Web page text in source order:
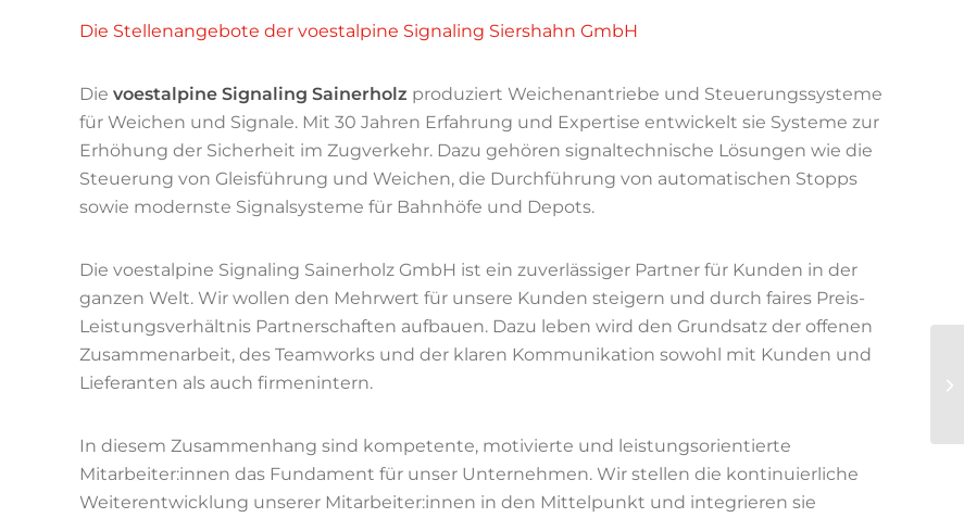
Die Stellenangebote der voestalpine Signaling Siershahn GmbH
Die voestalpine Signaling Sainerholz produziert Weichenantriebe und Steuerungssysteme
für Weichen und Signale. Mit 30 Jahren Erfahrung und Expertise entwickelt sie Systeme zur
Erhöhung der Sicherheit im Zugverkehr. Dazu gehören signaltechnische Lösungen wie die
Steuerung von Gleisführung und Weichen, die Durchführung von automatischen Stopps
sowie modernste Signalsysteme für Bahnhöfe und Depots.
Die voestalpine Signaling Sainerholz GmbH ist ein zuverlässiger Partner für Kunden in der
ganzen Welt. Wir wollen den Mehrwert für unsere Kunden steigern und durch faires Preis-
Leistungsverhältnis Partnerschaften aufbauen. Dazu leben wird den Grundsatz der offenen
Zusammenarbeit, des Teamworks und der klaren Kommunikation sowohl mit Kunden und
Lieferanten als auch firmenintern.
In diesem Zusammenhang sind kompetente, motivierte und leistungsorientierte
Mitarbeiter:innen das Fundament für unser Unternehmen. Wir stellen die kontinuierliche
Weiterentwicklung unserer Mitarbeiter:innen in den Mittelpunkt und integrieren sie